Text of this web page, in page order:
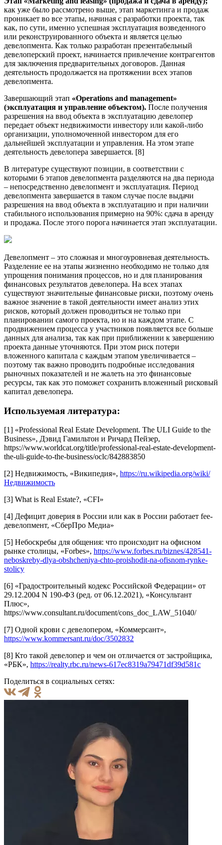
как уже было рассмотрено выше, этап маркетинга и продаж
проникает во все этапы, начиная с разработки проекта, так
как, по сути, именно успешная эксплуатация возведенного
или реконструированного объекта и является целью
девелопмента. Как только разработан презентабельный
девелоперский проект, начинается привлечение контрагентов
для заключения предварительных договоров. Данная
деятельность продолжается на протяжении всех этапов
девелопмента.
Завершающий этап «Operations and management»
(эксплуатация и управление объектом). После получения
разрешения на ввод объекта в эксплуатацию девелопер
передает объект недвижимости инвестору или какой-либо
организации, уполномоченной инвестором для его
дальнейшей эксплуатации и управления. На этом этапе
деятельность девелопера завершается. [8]
В литературе существуют позиции, в соответствии с
которыми 6 этапов девелопмента разделяются на два периода
– непосредственно девелопмент и эксплуатация. Период
девелопмента завершается в таком случае после выдачи
разрешения на ввод объекта в эксплуатацию и при наличии
стабильного использования примерно на 90%: сдача в аренду
и продажа. После этого порога начинается этап эксплуатации.
Девелопмент – это сложная и многоуровневая деятельность.
Разделение ее на этапы жизненно необходимо не только для
упрощения понимания процессов, но и для планирования
финансовых результатов девелопера. На всех этапах
существуют значительные финансовые риски, поэтому очень
важное значение в такой деятельности имеет анализ этих
рисков, который должен проводиться не только при
планировании самого проекта, но и на каждом этапе. С
продвижением процесса у участников появляется все больше
данных для анализа, так как при приближении к завершению
проекта данные уточняются. При этом риск потери
вложенного капитала с каждым этапом увеличивается –
поэтому так важно проводить подробные исследования
рыночных показателей и не жалеть на это финансовые
ресурсы, так как это поможет сохранить вложенный рисковый
капитал девелопера.
Используемая литература:
[1] «Professional Real Estate Development. The ULI Guide to the
Business», Дэвид Гамильтон и Ричард Пейзер,
https://www.worldcat.org/title/professional-real-estate-development-
the-uli-guide-to-the-business/oclc/842883850
[2] Недвижимость, «Википедия», https://ru.wikipedia.org/wiki/
Недвижимость
[3] What is Real Estate?, «CFI»
[4] Дефицит доверия в России или как в России работает fee-
девелопмент, «СберПро Медиа»
[5] Небоскребы для общения: что происходит на офисном
рынке столицы, «Forbes», https://www.forbes.ru/biznes/428541-
neboskreby-dlya-obshcheniya-chto-proishodit-na-ofisnom-rynke-
stolicy
[6] «Градостроительный кодекс Российской Федерации» от
29.12.2004 N 190-ФЗ (ред. от 06.12.2021), «Консультант
Плюс»,
https://www.consultant.ru/document/cons_doc_LAW_51040/
[7] Одной крови с девелопером, «Коммерсант»,
https://www.kommersant.ru/doc/3502832
[8] Кто такой девелопер и чем он отличается от застройщика,
«РБК», https://realty.rbc.ru/news-617ec8319a79471df39d581c
Поделиться в социальных сетях: